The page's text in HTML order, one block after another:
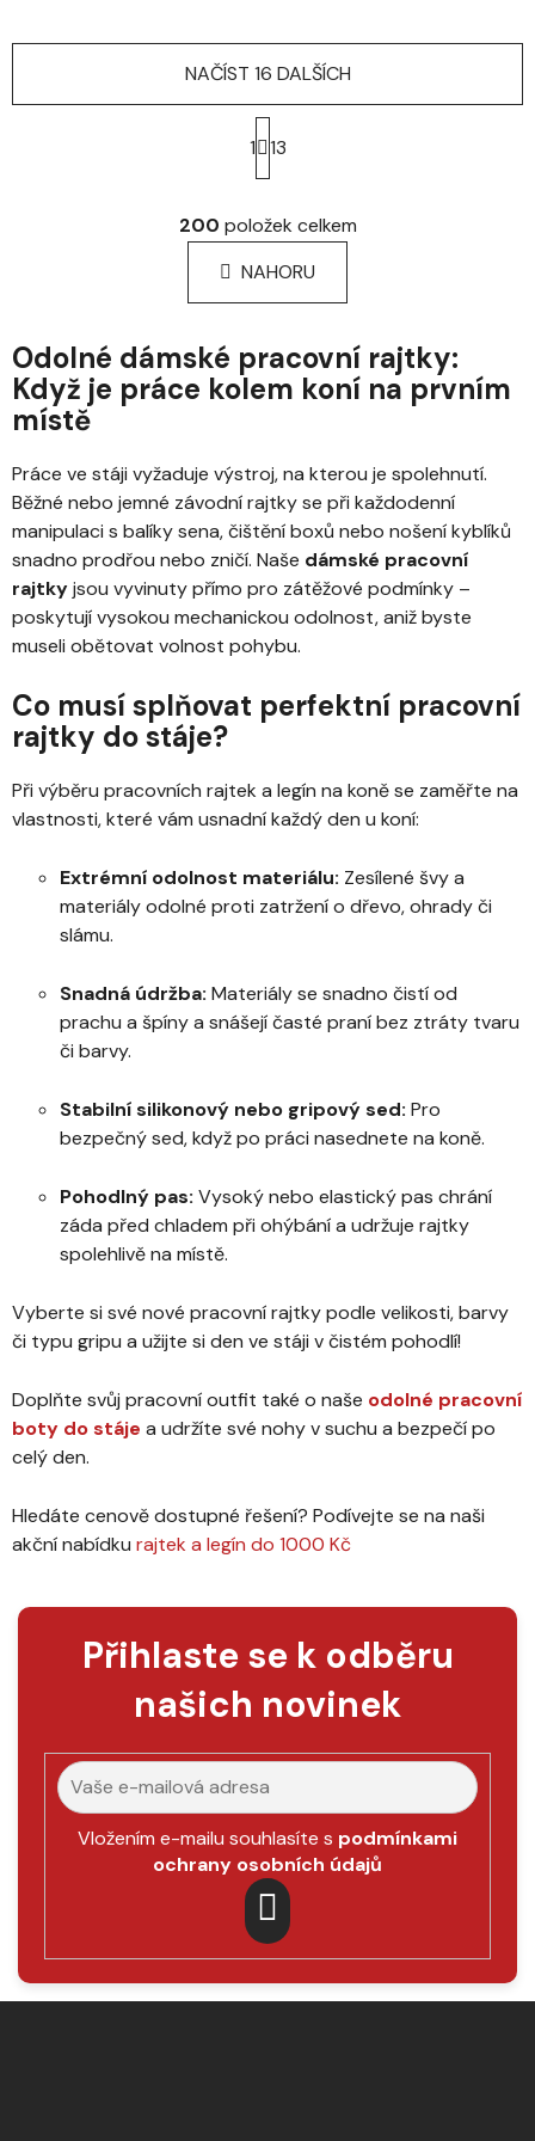
O
v
l
á
í
p
k
y
v
ý
p
i
s
u
NAČÍST 16 DALŠÍCH
S
t
r
á
k
o
v
á
1 13
200 položek celkem
NAHORU
Odolné dámské pracovní rajtky:
Když je práce kolem koní na prvním
místě
Práce ve stáji vyžaduje výstroj, na kterou je spolehnutí.
Běžné nebo jemné závodní rajtky se při každodenní
manipulaci s balíky sena, čištění boxů nebo nošení kyblíků
snadno prodřou nebo zničí. Naše dámské pracovní
rajtkyjsou vyvinuty přímo pro zátěžové podmínky –
poskytují vysokou mechanickou odolnost, aniž byste
museli obětovat volnost pohybu.
Co musí splňovat perfektní pracovní
rajtky do stáje?
Při výběru pracovních rajtek a legín na koně se zaměřte na
vlastnosti, které vám usnadní každý den u koní:
Extrémní odolnost materiálu: Zesílené švy a
materiály odolné proti zatržení o dřevo, ohrady či
slámu.
Snadná údržba: Materiály se snadno čistí od
prachu a špíny a snášejí časté praní bez ztráty tvaru
či barvy.
Stabilní silikonový nebo gripový sed: Pro
bezpečný sed, když po práci nasednete na koně.
Pohodlný pas: Vysoký nebo elastický pas chrání
záda před chladem při ohýbání a udržuje rajtky
spolehlivě na místě.
Vyberte si své nové pracovní rajtky podle velikosti, barvy
či typu gripu a užijte si den ve stáji v čistém pohodlí!
Doplňte svůj pracovní outfit také o naše odolné pracovní
boty do stáje a udržíte své nohy v suchu a bezpečí po
celý den.
Hledáte cenově dostupné řešení? Podívejte se na naši
akční nabídku rajtek a legín do 1000 Kč
Přihlaste se k odběru
našich novinek
Vložením e-mailu souhlasíte s podmínkami
ochrany osobních údajů
PŘIHLÁSIT
SE